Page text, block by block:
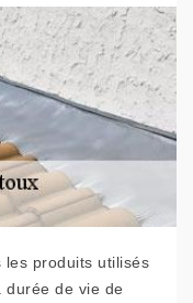
les produits utilisés
durée de vie de